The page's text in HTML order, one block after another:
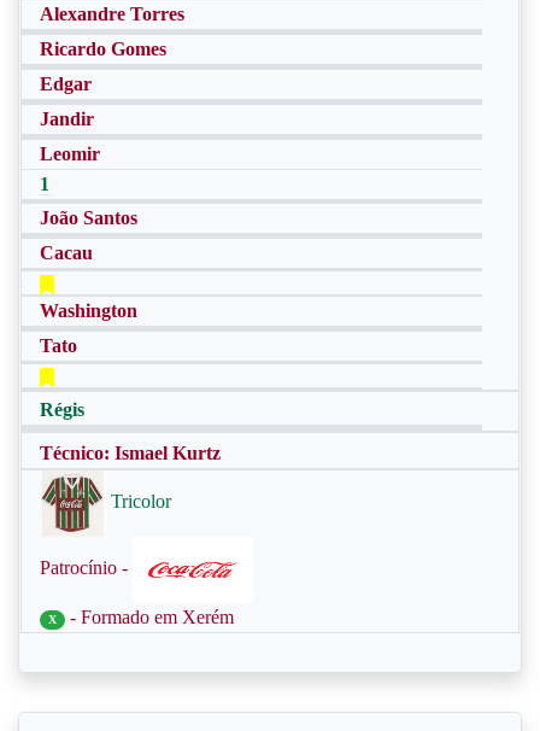
Alexandre Torres
Ricardo Gomes
Edgar
Jandir
Leomir
1
João Santos
Cacau
Washington
Tato
Régis
Técnico: Ismael Kurtz
Tricolor
Patrocínio -
X - Formado em Xerém